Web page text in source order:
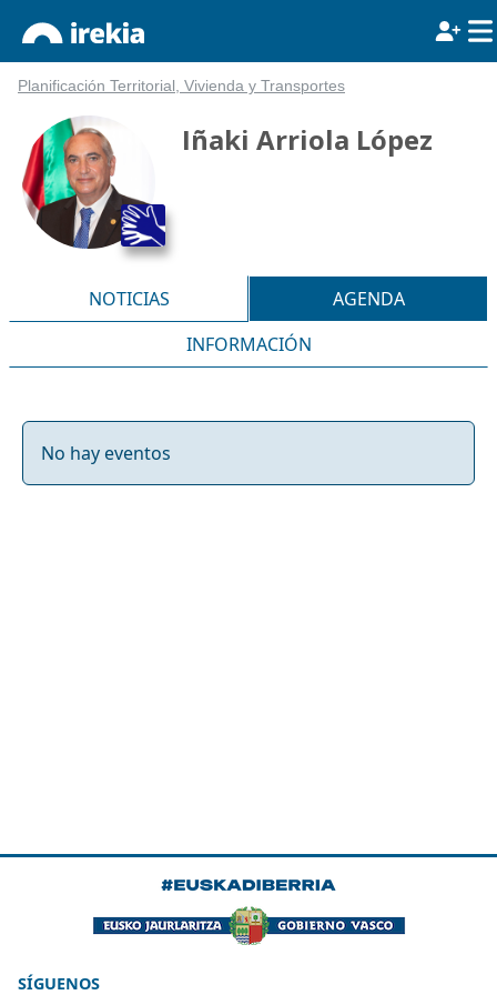
Planificación Territorial, Vivienda y Transportes
Iñaki Arriola López
NOTICIAS
AGENDA
INFORMACIÓN
No hay eventos
SÍGUENOS